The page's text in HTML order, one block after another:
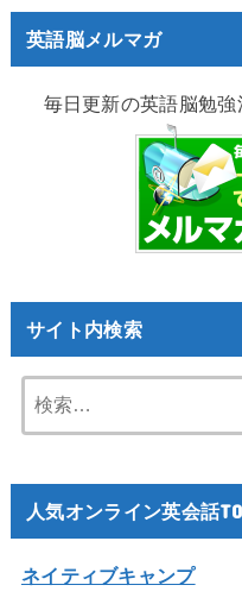
英語脳メルマガ
毎日更新の英語脳勉強
サイト内検索
人気オンライン英会話
ネイティブキャンプ